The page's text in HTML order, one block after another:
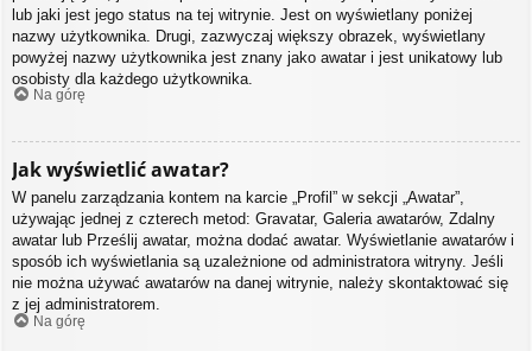
lub jaki jest jego status na tej witrynie. Jest on wyświetlany poniżej
nazwy użytkownika. Drugi, zazwyczaj większy obrazek, wyświetlany
powyżej nazwy użytkownika jest znany jako awatar i jest unikatowy lub
osobisty dla każdego użytkownika.
Na górę
Jak wyświetlić awatar?
W panelu zarządzania kontem na karcie „Profil” w sekcji „Awatar”,
używając jednej z czterech metod: Gravatar, Galeria awatarów, Zdalny
awatar lub Prześlij awatar, można dodać awatar. Wyświetlanie awatarów i
sposób ich wyświetlania są uzależnione od administratora witryny. Jeśli
nie można używać awatarów na danej witrynie, należy skontaktować się
z jej administratorem.
Na górę